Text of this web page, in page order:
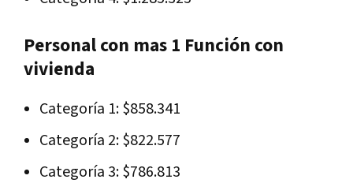
Personal con mas 1 Función con
vivienda
Categoría 1: $858.341
Categoría 2: $822.577
Categoría 3: $786.813